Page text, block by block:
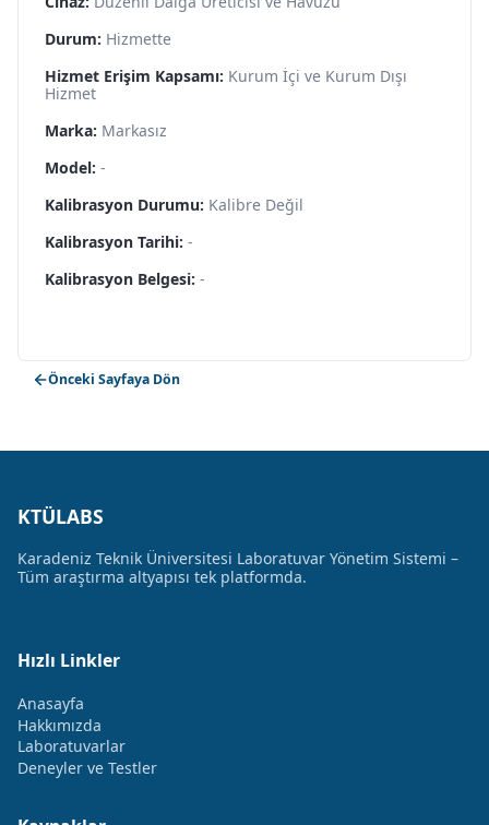
Durum: Hizmette
Hizmet Erişim Kapsamı: Kurum İçi ve Kurum Dışı
Hizmet
Marka: Markasız
Model: -
Kalibrasyon Durumu: Kalibre Değil
Kalibrasyon Tarihi: -
Kalibrasyon Belgesi: -
Önceki Sayfaya Dön
KTÜLABS
Karadeniz Teknik Üniversitesi Laboratuvar Yönetim Sistemi –
Tüm araştırma altyapısı tek platformda.
Hızlı Linkler
Anasayfa
Hakkımızda
Laboratuvarlar
Deneyler ve Testler